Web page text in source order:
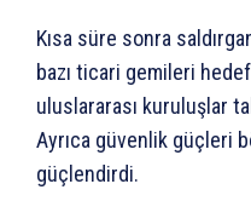
Kısa süre sonra
bazı ticari gemileri
uluslararası kuruluşlar
Ayrıca güvenlik güçleri
güçlendirdi.